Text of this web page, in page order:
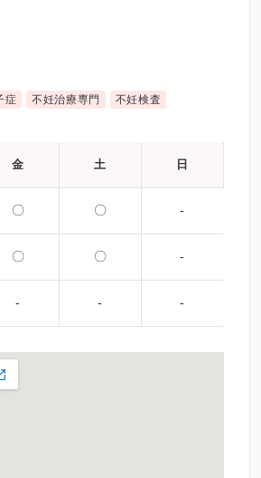
症 不妊治療専門 不妊検査
金 土 日
〇 〇 -
〇 〇 -
- - -